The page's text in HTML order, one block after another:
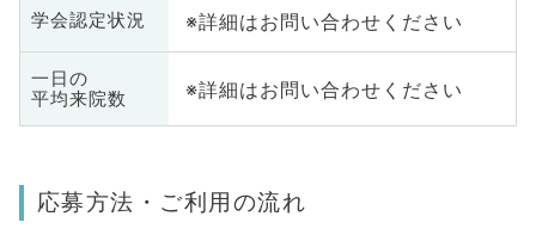
学会認定状況 ※詳細はお問い合わせください
一日の
平均来院数
※詳細はお問い合わせください
応募方法・ご利用の流れ